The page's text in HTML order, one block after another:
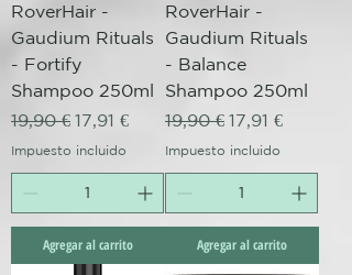
RoverHair -
Gaudium Rituals
- Fortify
Shampoo 250ml
Precio
19,90 € Precio de oferta
17,91 €
Impuesto incluido
Agregar al carrito
RoverHair -
Gaudium Rituals
- Balance
Shampoo 250ml
Precio
19,90 € Precio de
17,91 €
Impuesto incluido
Agregar al carrito